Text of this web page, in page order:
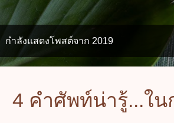
กำลังแสดงโพสต์จาก 2019
4 คำศัพท์น่ารู้...ใ